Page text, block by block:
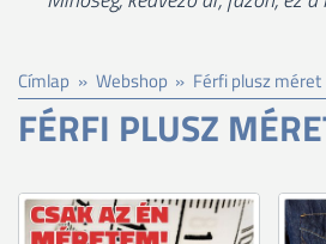
Címlap » Webshop » Férfi plusz méret
FÉRFI PLUSZ